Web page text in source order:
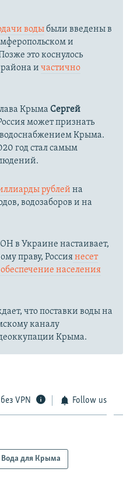
водыбыли введены в
и
это коснулось
района и частично
Крыма Сергей
может признать
Крыма.
год стал самым
рублей на
водозаборов и на
в Украине настаивает,
праву, Россиянесет
населения
что поставки воды на
каналу
деоккупации Крыма.
VPN Follow us
Вода для Крыма